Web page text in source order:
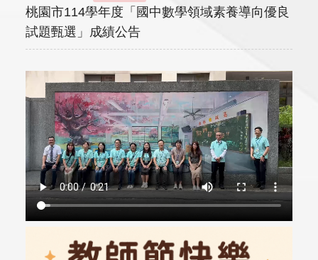
桃園市114學年度「國中數學領域素養導向優良
試題甄選」成績公告